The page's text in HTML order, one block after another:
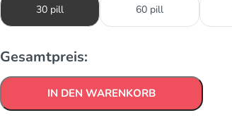
30 pill 60 pill
Gesamtpreis:
IN DEN WARENKORB